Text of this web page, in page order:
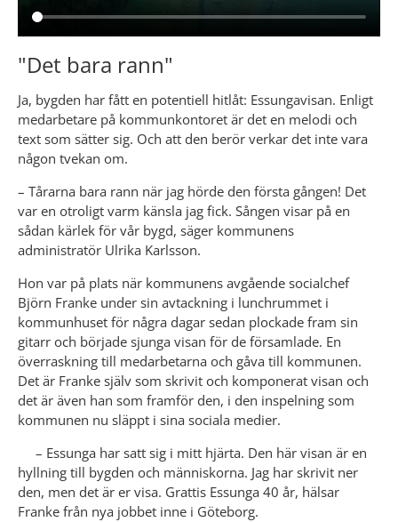
"Det bara rann"
Ja, bygden har fått en potentiell hitlåt: Essungavisan. Enligt
medarbetare på kommunkontoret är det en melodi och
text som sätter sig. Och att den berör verkar det inte vara
någon tvekan om.
– Tårarna bara rann när jag hörde den första gången! Det
var en otroligt varm känsla jag fick. Sången visar på en
sådan kärlek för vår bygd, säger kommunens
administratör Ulrika Karlsson.
Hon var på plats när kommunens avgående socialchef
Björn Franke under sin avtackning i lunchrummet i
kommunhuset för några dagar sedan plockade fram sin
gitarr och började sjunga visan för de församlade. En
överraskning till medarbetarna och gåva till kommunen.
Det är Franke själv som skrivit och komponerat visan och
det är även han som framför den, i den inspelning som
kommunen nu släppt i sina sociala medier.
– Essunga har satt sig i mitt hjärta. Den här visan är en
hyllning till bygden och människorna. Jag har skrivit ner
den, men det är er visa. Grattis Essunga 40 år, hälsar
Franke från nya jobbet inne i Göteborg.